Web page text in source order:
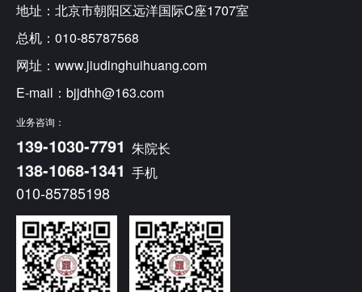
地址：北京市朝阳区远洋国际C座1707室
总机：010-85787568
网址：www.jiudinghuihuang.com
E-mail：bjjdhh@163.com
业务咨询：
139-1030-7791 朱院长
138-1068-1341 手机
010-85785198